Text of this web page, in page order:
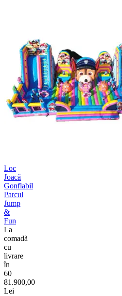
Loc
Joacă
Gonflabil
Parcul
Jump
&
Fun
La
comadã
cu
livrare
în
60
81.900,00
Lei